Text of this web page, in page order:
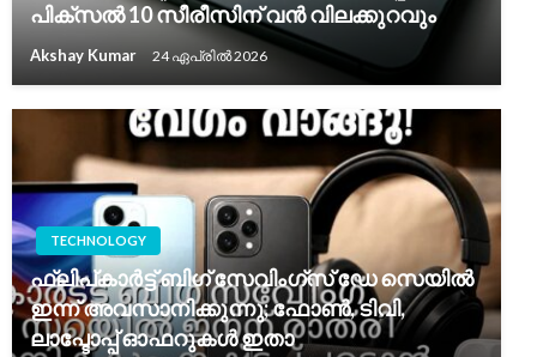
പിക്സൽ 10 സീരീസിന് വൻ വിലക്കുറവും
Akshay Kumar 24 ഏപ്രിൽ 2026
TECHNOLOGY
ഫ്ലിപ്കാർട്ട് ബിഗ് സേവിംഗ്‌സ് ഡേ സെയിൽ
ഇന്ന് അവസാനിക്കുന്നു; ഫോൺ, ടിവി,
ലാപ്ടോപ്പ് ഓഫറുകൾ ഇതാ